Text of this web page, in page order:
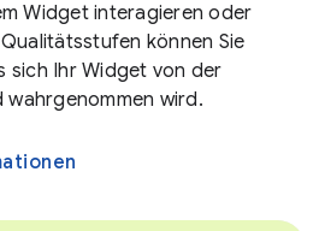
Widget interagieren oder
können Sie
sich Ihr Widget von der
wahrgenommen wird.